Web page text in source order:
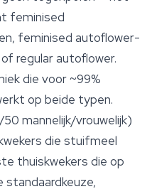
feminised
feminised autoflower-
regular autoflower.
die voor ~99%
op beide typen.
mannelijk/vrouwelijk)
die stuifmeel
thuiskwekers die op
standaardkeuze,